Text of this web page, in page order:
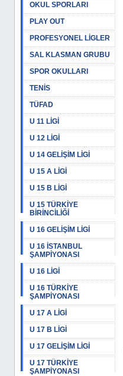
OKUL SPORLARI
PLAY OUT
PROFESYONEL LİGLER
SAL KLASMAN GRUBU
SPOR OKULLARI
TENİS
TÜFAD
U 11 LİGİ
U 12 LİGİ
U 14 GELİŞİM LİGİ
U 15 A LİGİ
U 15 B LİGİ
U 15 TÜRKİYE
BİRİNCİLİĞİ
U 16 GELİŞİM LİGİ
U 16 İSTANBUL
ŞAMPİYONASI
U 16 LİGİ
U 16 TÜRKİYE
ŞAMPİYONASI
U 17 A LİGİ
U 17 B LİGİ
U 17 GELİŞİM LİGİ
U 17 TÜRKİYE
ŞAMPİYONASI